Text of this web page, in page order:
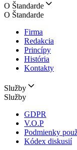
O Štandarde
O Štandarde
Firma
Redakcia
Princípy
História
Kontakty
Služby
Služby
GDPR
V.O.P
Podmienky
Kódex diskusií